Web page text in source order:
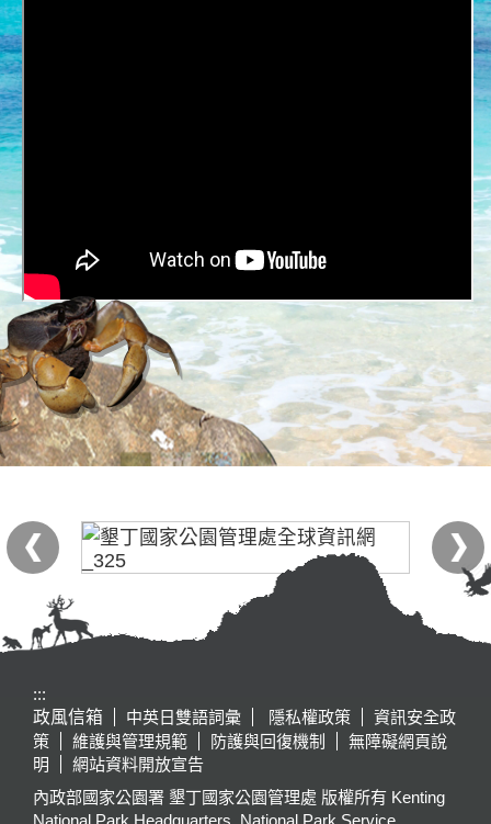
:::
政風信箱
中英日雙語詞彙 隱私權政策
資訊安全政
策
維護與管理規範 防護與回復機制
無障礙網頁說
明
網站資料開放宣告
內政部國家公園署 墾丁國家公園管理處 版權所有 Kenting
National Park Headquarters, National Park Service,